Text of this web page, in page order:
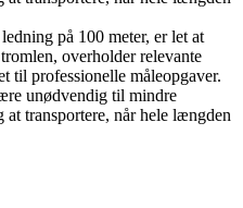
på 100 meter, er let at
overholder relevante
til professionelle måleopgaver.
unødvendig til mindre
transportere, når hele længden